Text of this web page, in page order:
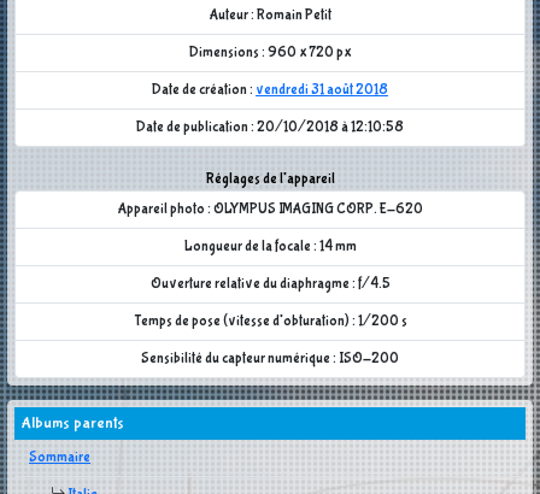
Auteur : Romain Petit
Dimensions : 960 x 720 px
Date de création : vendredi 31 août 2018
Date de publication : 20/10/2018 à 12:10:58
Réglages de l'appareil
Appareil photo : OLYMPUS IMAGING CORP. E-620
Longueur de la focale : 14 mm
Ouverture relative du diaphragme : f/4.5
Temps de pose (vitesse d'obturation) : 1/200 s
Sensibilité du capteur numérique : ISO-200
Albums parents
Sommaire